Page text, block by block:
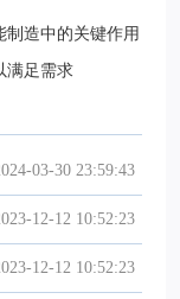
制造中的关键作用
满足需求
03-30 23:59:43
12-12 10:52:23
12-12 10:52:23